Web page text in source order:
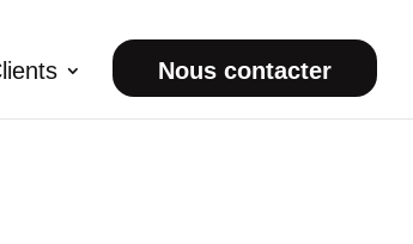
Nous contacter